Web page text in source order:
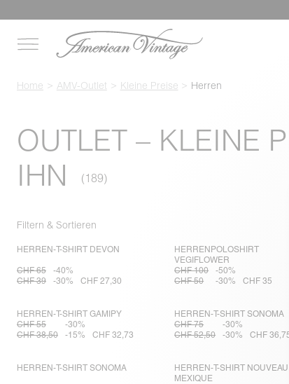
Home AMV-Outlet Kleine Preise Herren
OUTLET – KLEINE
IHN
Filtern & Sortieren
HERREN-T-SHIRT DEVON
CHF 65
-40%
CHF 39
-30% CHF 27,30
HERRENPOLOSHIRT
VEGIFLOWER
CHF 100
-50%
CHF 50
-30% CHF 35
HERREN-T-SHIRT GAMIPY
CHF 55
-30%
CHF 38,50
-15% CHF 32,73
HERREN-T-SHIRT SONOMA
CHF 75
-30%
CHF 52,50
-30% CHF
HERREN-T-SHIRT SONOMA
HERREN-T-SHIRT NOUVEAU
MEXIQUE